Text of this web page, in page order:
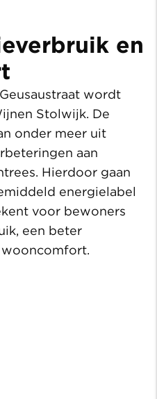
en
wordt
Stolwijk. De
onder meer uit
aan
Hierdoor gaan
energielabel
voor bewoners
een beter